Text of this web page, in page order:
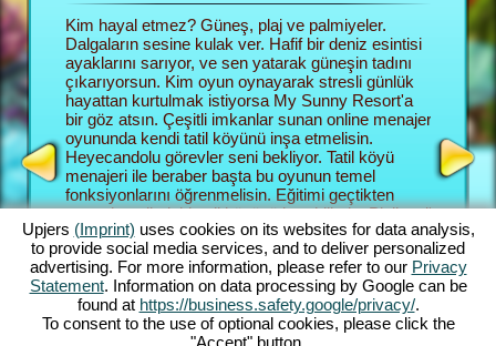
bilgi
Kim hayal etmez? Güneş, plaj ve palmiyeler.
Dalgaların sesine kulak ver. Hafif bir deniz esintisi
ayaklarını sarıyor, ve sen yatarak güneşin tadını
çıkarıyorsun. Kim oyun oynayarak stresli günlük
hayattan kurtulmak istiyorsa My Sunny Resort'a
bir göz atsın. Çeşitli imkanlar sunan online menajer
oyununda kendi tatil köyünü inşa etmelisin.
Heyecandolu görevler seni bekliyor. Tatil köyü
menajeri ile beraber başta bu oyunun temel
fonksiyonlarını öğrenmelisin. Eğitimi geçtikten
sonra hayalindeki tatil köyünü kurabilirsin. Plajlı tatil
köyü sana ait olacaktır. Büyük planlara sahipsin.
En büyük hedefin müşterilerine bir daha
unutamayacakları bir tatil yaşatabilmek ve tatil
köyünün sınıflandırmasını 5 yıldıza çıkarmak.
Hedefe ulaşmak için çeşitli imkanlar ve
fonksiyonlar sana yardımcı olacak. Oyunda ne
gide
o kadar
Sunny
hemde
Bu
ortaya
zeminini
kendin
Upjers (Imprint) uses cookies on its websites for data analysis,
to provide social media services, and to deliver personalized
advertising. For more information, please refer to our Privacy
Statement. Information on data processing by Google can be
found at https://business.safety.google/privacy/.
To consent to the use of optional cookies, please click the
"Accept" button.